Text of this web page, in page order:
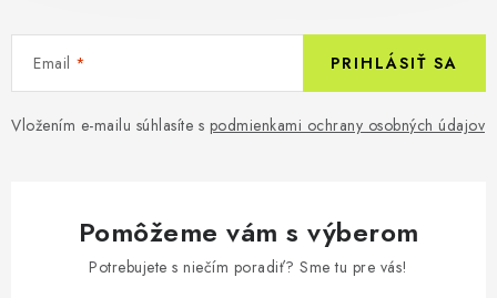
Email
Vložením e-mailu súhlasíte s podmienkami ochrany osobných údajov
PRIHLÁSIŤ SA
Pomôžeme vám s výberom
Potrebujete s niečím poradiť? Sme tu pre vás!